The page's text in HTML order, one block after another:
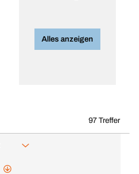
Alles anzeigen
97 Treffer